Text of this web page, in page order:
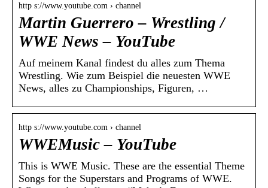
http s://www.youtube.com › channel
Martin Guerrero – Wrestling /
WWE News – YouTube
Auf meinem Kanal findest du alles zum Thema
Wrestling. Wie zum Beispiel die neuesten WWE
News, alles zu Championships, Figuren, …
http s://www.youtube.com › channel
WWEMusic – YouTube
This is WWE Music. These are the essential Theme
Songs for the Superstars and Programs of WWE.